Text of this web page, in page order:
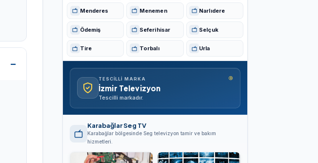
Menderes Menemen Narlıdere
Ödemiş Seferihisar Selçuk
Tire Torbalı Urla
TESCILLI MARKA
İzmir Televizyon
Tescilli markadır.
®
Karabağlar Seg TV
Karabağlar bölgesinde Seg televizyon tamir ve bakım
hizmetleri.